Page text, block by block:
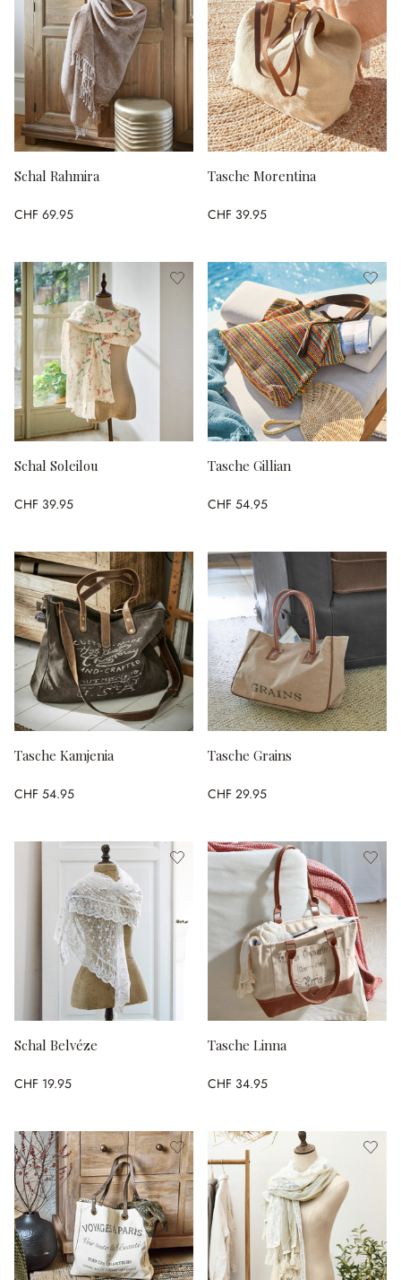
Schal Rahmira
CHF 69.95
Tasche Morentina
CHF 39.95
Schal Soleilou
CHF 39.95
Tasche Gillian
CHF 54.95
Tasche Kamjenia
CHF 54.95
Tasche Grains
CHF 29.95
Schal Belvéze
CHF 19.95
Tasche Linna
CHF 34.95